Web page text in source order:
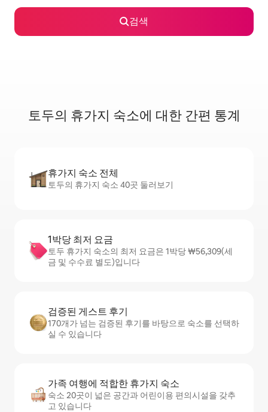
검색
토두의 휴가지 숙소에 대한 간편 통계
휴가지 숙소 전체
토두의 휴가지 숙소 40곳 둘러보기
1박당 최저 요금
토두 휴가지 숙소의 최저 요금은 1박당 ₩56,309(세
금 및 수수료 별도)입니다
검증된 게스트 후기
170개가 넘는 검증된 후기를 바탕으로 숙소를 선택하
실 수 있습니다
가족 여행에 적합한 휴가지 숙소
숙소 20곳이 넓은 공간과 어린이용 편의시설을 갖추
고 있습니다